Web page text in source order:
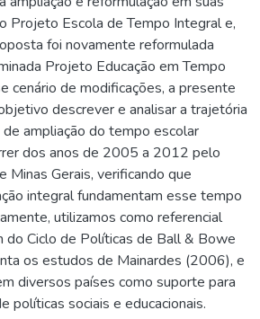
Projeto Escola de Tempo Integral e,
foi novamente reformulada
Projeto Educação em Tempo
cenário de modificações, a presente
descrever e analisar a trajetória
ampliação do tempo escolar
dos anos de 2005 a 2012 pelo
Minas Gerais, verificando que
integral fundamentam esse tempo
utilizamos como referencial
do Ciclo de Políticas de Ball & Bowe
os estudos de Mainardes (2006), e
diversos países como suporte para
políticas sociais e educacionais.